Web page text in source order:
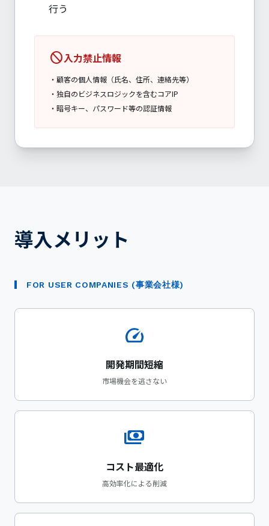
行う
block入力禁止情報
・ 顧客の個人情報（氏名、住所、連絡先等）
・ 独自のビジネスロジックを含むコアIP
・ 暗号キー、パスワード等の認証情報
導入メリット
FOR USER COMPANIES (事業会社様)
speed
開発期間短縮
市場機会を逃さない
payments
コスト最適化
高効率化による削減